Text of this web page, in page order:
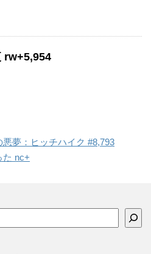
rw+5,954
夢：ヒッチハイク #8,793
た nc+